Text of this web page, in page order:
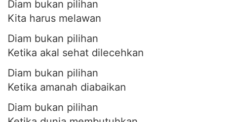
Diam bukan pilihan
Kita harus melawan
Diam bukan pilihan
Ketika akal sehat dilecehkan
Diam bukan pilihan
Ketika amanah diabaikan
Diam bukan pilihan